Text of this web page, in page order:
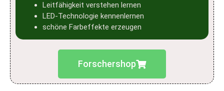
Leitfähigkeit verstehen lernen
LED-Technologie kennenlernen
schöne Farbeffekte erzeugen
Forschershop